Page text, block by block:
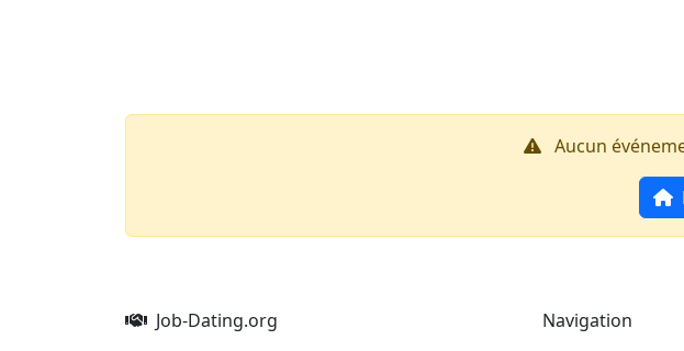
Aucun
Job-Dating.org
Navigation